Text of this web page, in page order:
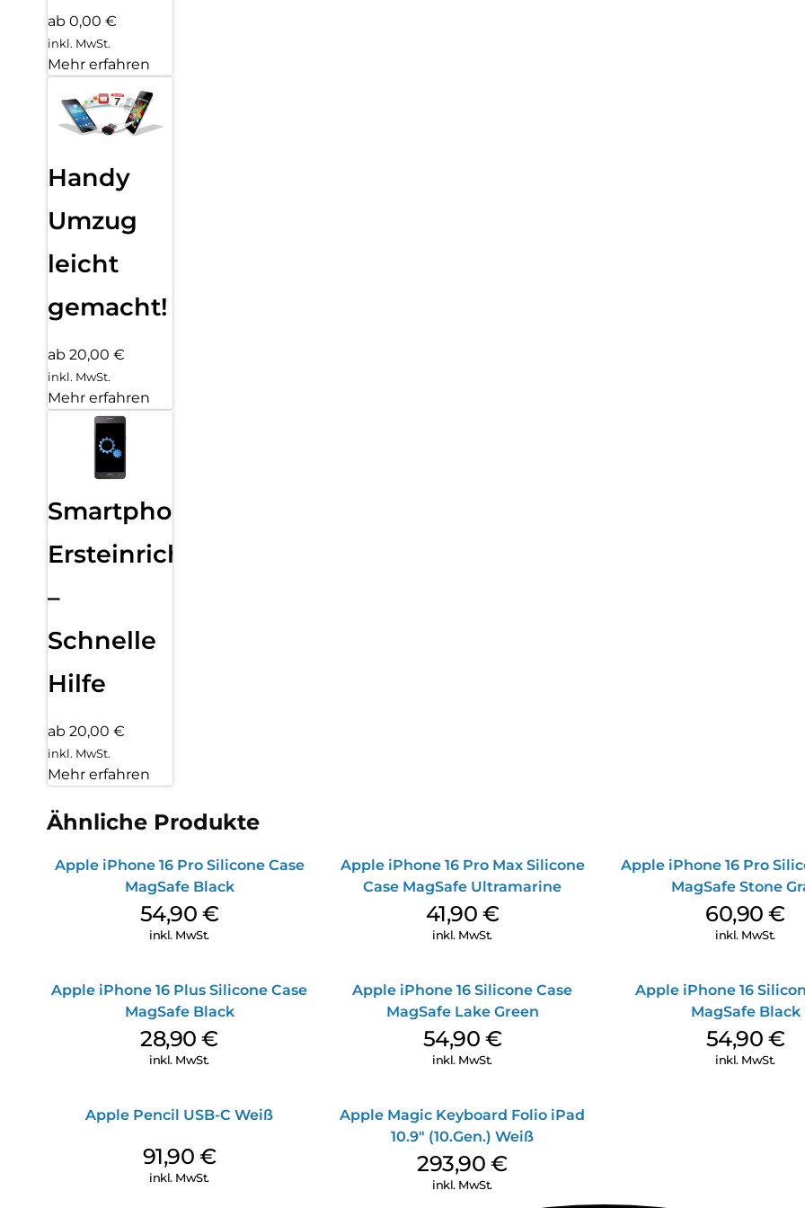
ab 0,00 €
inkl. MwSt.
Mehr erfahren
Handy
Umzug
leicht
gemacht!
ab 20,00 €
inkl. MwSt.
Mehr erfahren
Smartphone
Ersteinrichtung
–
Schnelle
Hilfe
ab 20,00 €
inkl. MwSt.
Mehr erfahren
Ähnliche Produkte
Apple iPhone 16 Pro Silicone Case
MagSafe Black
54,90 €
inkl. MwSt.
Apple iPhone 16 Pro Max Silicone
Case MagSafe Ultramarine
41,90 €
inkl. MwSt.
Apple iPhone 16 Pro
MagSafe Stone
60,90€
inkl. MwSt.
Apple iPhone 16 Plus Silicone Case
MagSafe Black
28,90€
inkl. MwSt.
Apple iPhone 16 Silicone Case
MagSafe Lake Green
54,90 €
inkl. MwSt.
Apple iPhone 16
MagSafe Black
54,90 €
inkl. MwSt.
Apple Pencil USB-C Weiß
91,90 €
inkl. MwSt.
Apple Magic Keyboard Folio iPad
10.9″ (10.Gen.) Weiß
293,90€
inkl. MwSt.